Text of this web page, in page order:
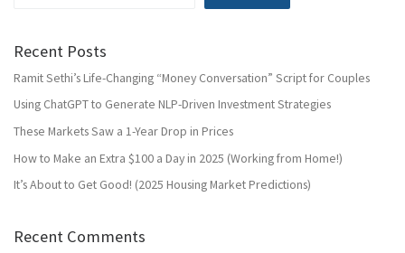
Recent Posts
Ramit Sethi’s Life-Changing “Money Conversation” Script for Couples
Using ChatGPT to Generate NLP-Driven Investment Strategies
These Markets Saw a 1-Year Drop in Prices
How to Make an Extra $100 a Day in 2025 (Working from Home!)
It’s About to Get Good! (2025 Housing Market Predictions)
Recent Comments